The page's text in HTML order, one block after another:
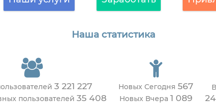
Наша статистика
3 221 227
пользователей 35 408
Новых Сегодня 567
Новых Вчера 1 089